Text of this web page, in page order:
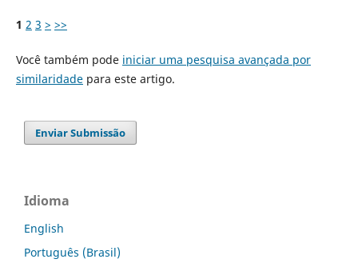
1 2 3 > >>
Você também pode iniciar uma pesquisa avançada por
similaridadepara este artigo.
Enviar Submissão
Idioma
English
Português (Brasil)